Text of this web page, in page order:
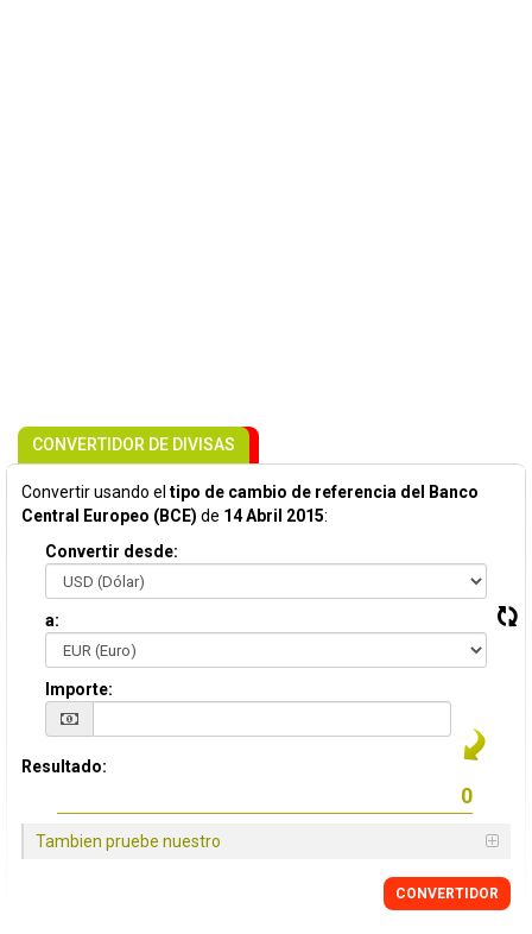
CONVERTIDOR DE DIVISAS
Convertir usando el tipo de cambio de referencia del Banco
Central Europeo (BCE) de 14 Abril 2015:
Convertir desde:
a:
Importe:
Resultado:
Tambien pruebe nuestro
CONVERTIDOR